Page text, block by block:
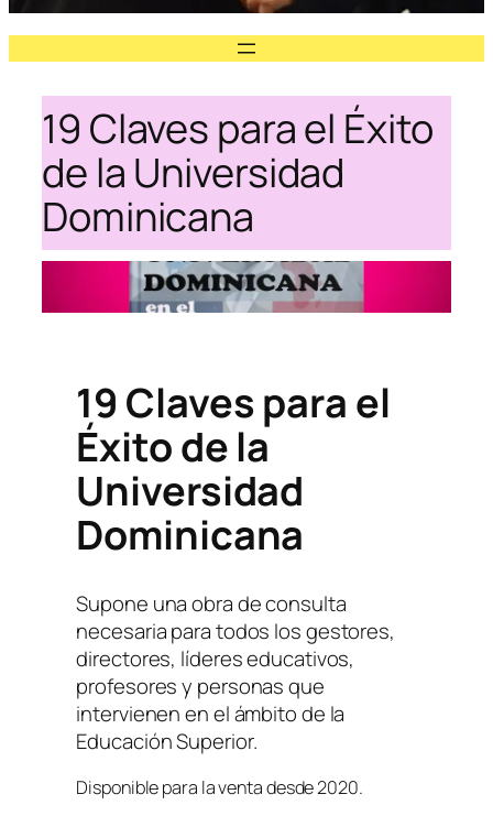
19 Claves para el Éxito
de la Universidad
Dominicana
19 Claves para el
Éxito de la
Universidad
Dominicana
Supone una obra de consulta
necesaria para todos los gestores,
directores, líderes educativos,
profesores y personas que
intervienen en el ámbito de la
Educación Superior.
Disponible para la venta desde 2020.